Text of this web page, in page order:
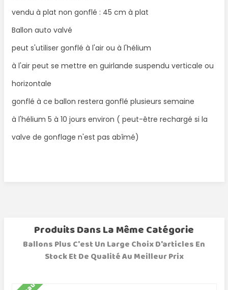
vendu à plat non gonflé : 45 cm à plat
Ballon auto valvé
peut s'utiliser gonflé à l'air ou à l'hélium
à l'air peut se mettre en guirlande suspendu verticale ou
horizontale
gonflé à ce ballon restera gonflé plusieurs semaine
à l'hélium 5 à 10 jours environ ( peut-être rechargé si la
valve de gonflage n'est pas abîmé)
Produits Dans La Même Catégorie
Ballons Plus C'est Un Large Choix D'articles En
Stock Et De Qualité Au Meilleur Prix